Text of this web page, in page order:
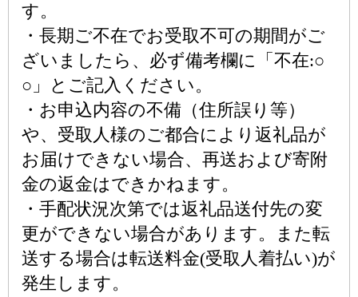
す。
・長期ご不在でお受取不可の期間がご
ざいましたら、必ず備考欄に「不在:○
○」とご記入ください。
・お申込内容の不備（住所誤り等）
や、受取人様のご都合により返礼品が
お届けできない場合、再送および寄附
金の返金はできかねます。
・手配状況次第では返礼品送付先の変
更ができない場合があります。また転
送する場合は転送料金(受取人着払い)が
発生します。